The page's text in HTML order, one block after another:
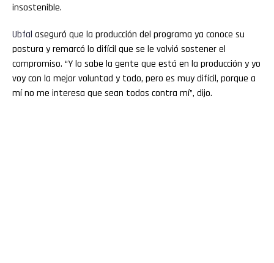
insostenible.
Ubfal aseguró que la producción del programa ya conoce su
postura y remarcó lo difícil que se le volvió sostener el
compromiso. “Y lo sabe la gente que está en la producción y yo
voy con la mejor voluntad y todo, pero es muy difícil, porque a
mí no me interesa que sean todos contra mí”, dijo.